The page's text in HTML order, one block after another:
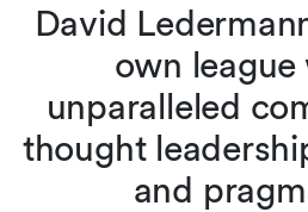
David
own league
unparalleled
thought
and